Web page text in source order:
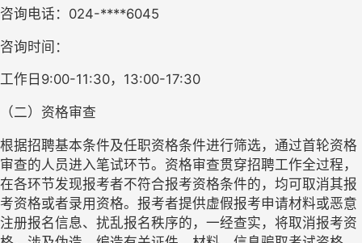
咨询电话：024-****6045
咨询时间：
工作日9:00-11:30，13:00-17:30
（二）资格审查
根据招聘基本条件及任职资格条件进行筛选，通过首轮资格
审查的人员进入笔试环节。资格审查贯穿招聘工作全过程，
在各环节发现报考者不符合报考资格条件的，均可取消其报
考资格或者录用资格。报考者提供虚假报考申请材料或恶意
注册报名信息、扰乱报名秩序的，一经查实，将取消报考资